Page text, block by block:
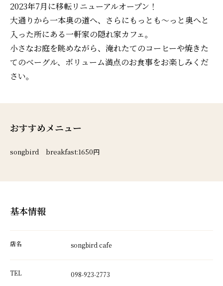
2023年7月に移転リニューアルオープン！
大通りから一本奥の道へ、さらにもっとも～っと奥へと
入った所にある一軒家の隠れ家カフェ。
小さなお庭を眺めながら、淹れたてのコーヒーや焼きた
てのベーグル、ボリューム満点のお食事をお楽しみくだ
さい。
おすすめメニュー
songbird breakfast:1650円
基本情報
店名 songbird cafe
TEL 098-923-2773